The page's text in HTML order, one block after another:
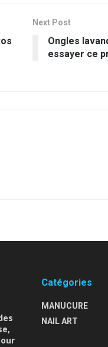
Next Post
Ongles
essayer ce
Catégories
MANUCURE
NAIL ART